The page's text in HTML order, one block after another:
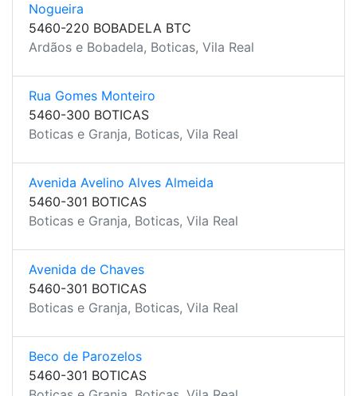
Nogueira
5460-220 BOBADELA BTC
Ardãos e Bobadela, Boticas, Vila Real
Rua Gomes Monteiro
5460-300 BOTICAS
Boticas e Granja, Boticas, Vila Real
Avenida Avelino Alves Almeida
5460-301 BOTICAS
Boticas e Granja, Boticas, Vila Real
Avenida de Chaves
5460-301 BOTICAS
Boticas e Granja, Boticas, Vila Real
Beco de Parozelos
5460-301 BOTICAS